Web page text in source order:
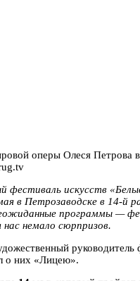
оперы Олеся Петрова
фестиваль искусств
в Петрозаводске в 14-й
программы —
нас немало сюрпризов.
руководитель
о них «Лицею».